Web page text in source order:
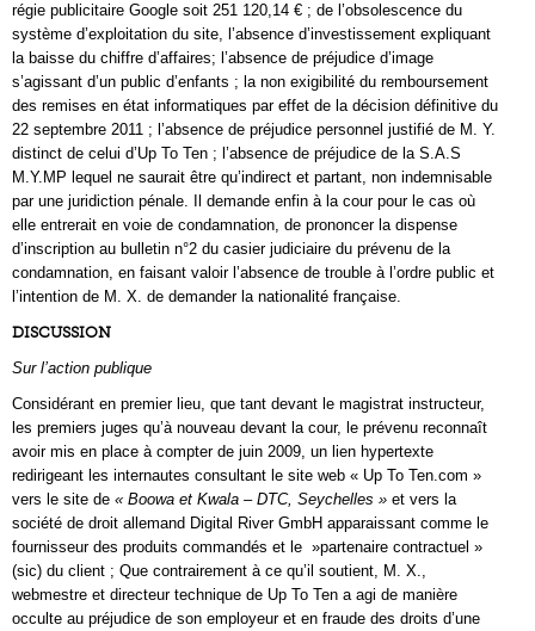
régie publicitaire Google soit 251 120,14 € ; de l’obsolescence du
système d’exploitation du site, l’absence d’investissement expliquant
la baisse du chiffre d’affaires; l’absence de préjudice d’image
s’agissant d’un public d’enfants ; la non exigibilité du remboursement
des remises en état informatiques par effet de la décision définitive du
22 septembre 2011 ; l’absence de préjudice personnel justifié de M. Y.
distinct de celui d’Up To Ten ; l’absence de préjudice de la S.A.S
M.Y.MP lequel ne saurait être qu’indirect et partant, non indemnisable
par une juridiction pénale. Il demande enfin à la cour pour le cas où
elle entrerait en voie de condamnation, de prononcer la dispense
d’inscription au bulletin n°2 du casier judiciaire du prévenu de la
condamnation, en faisant valoir l’absence de trouble à l’ordre public et
l’intention de M. X. de demander la nationalité française.
DISCUSSION
Sur l’action publique
Considérant en premier lieu, que tant devant le magistrat instructeur,
les premiers juges qu’à nouveau devant la cour, le prévenu reconnaît
avoir mis en place à compter de juin 2009, un lien hypertexte
redirigeant les internautes consultant le site web « Up To Ten.com »
vers le site de « Boowa et Kwala – DTC, Seychelles » et vers la
société de droit allemand Digital River GmbH apparaissant comme le
fournisseur des produits commandés et le »partenaire contractuel »
(sic) du client ; Que contrairement à ce qu’il soutient, M. X.,
webmestre et directeur technique de Up To Ten a agi de manière
occulte au préjudice de son employeur et en fraude des droits d’une